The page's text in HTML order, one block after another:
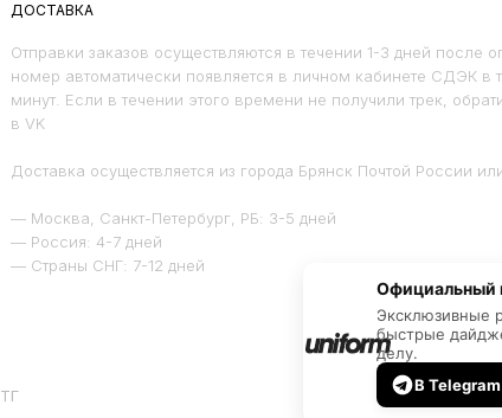
Официальный
Эксклюзивные
быстрые
делу.
В Telegram
ДОСТАВКА
Отправки заказов осуществляются в течении 1-3 дней после
номер автоматически появляется в личном кабинете СДЭК в
минут. Если в течении этого времени не получили трек,
в VK
Доставка осуществляется из города Брянск Почтой России
— Москва, Санкт-Петербург, РБ: 3-5 дней
— Россия: 4-7 дней
— Страны СНГ: 7-12 дней
ТГ Дизайн и